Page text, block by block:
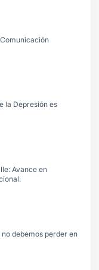
la Depresión es
Avance en
debemos perder en